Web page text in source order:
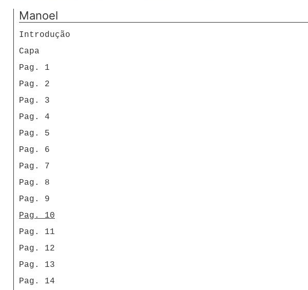
Manoel
Introdução
Capa
Pag. 1
Pag. 2
Pag. 3
Pag. 4
Pag. 5
Pag. 6
Pag. 7
Pag. 8
Pag. 9
Pag. 10
Pag. 11
Pag. 12
Pag. 13
Pag. 14